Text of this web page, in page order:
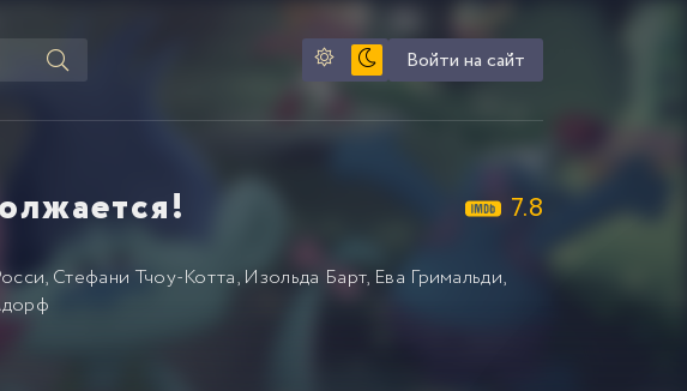
Войти на сайт
7.8
, Стефани Тчоу-Котта, Изольда Барт, Ева Гримальди,